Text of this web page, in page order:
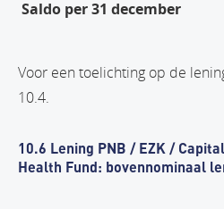
Saldo per 31 december
Voor een toelichting op de
10.4.
10.6 Lening PNB / EZK /
Health Fund: bovennominaal